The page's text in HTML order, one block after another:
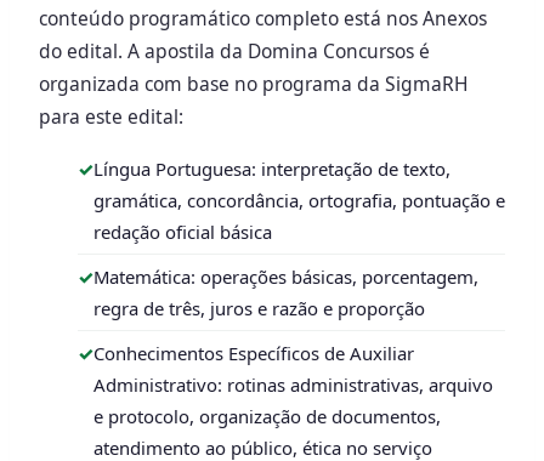
conteúdo programático completo está nos Anexos
do edital. A apostila da Domina Concursos é
organizada com base no programa da SigmaRH
para este edital:
Língua Portuguesa: interpretação de texto,
gramática, concordância, ortografia, pontuação e
redação oficial básica
Matemática: operações básicas, porcentagem,
regra de três, juros e razão e proporção
Conhecimentos Específicos de Auxiliar
Administrativo: rotinas administrativas, arquivo
e protocolo, organização de documentos,
atendimento ao público, ética no serviço